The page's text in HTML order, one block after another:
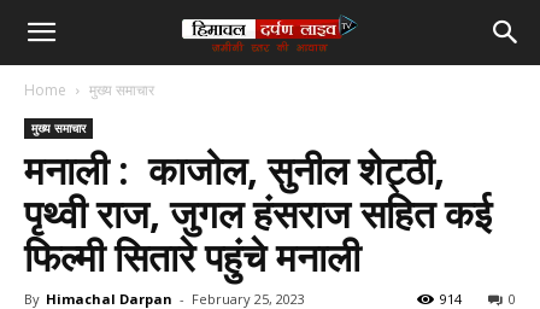
हिमाचल
लाइव
टीवी
Home मुख्य समाचार
मुख्य समाचार
मनाली : काजोल,सुनील शेट्ठी,
पृथ्वी राज,जुगल हंसराज सहित कई
फिल्मी सितारे पहुंचे मनाली
By Himachal Darpan - February 25, 2023 0
914